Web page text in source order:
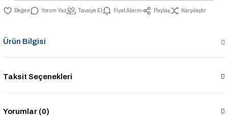
Yorum Yaz Tavsiye Et Fiyat Alarmı Paylaş Karşılaştır
Ürün Bilgisi
Taksit Seçenekleri
Yorumlar (0)